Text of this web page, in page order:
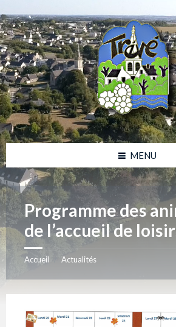
to
content
to
left
sidebar
to
right
sidebar
to
footer
MENU
Programme des
de l’accueil de
Accueil Actualités